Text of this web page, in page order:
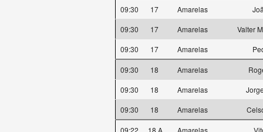
09:30
17 Amarelas
09:30
17 Amarelas
Valter
09:30
17 Amarelas
09:30 18 Amarelas
09:30
18 Amarelas
09:30
18 Amarelas
09:22 18 A Amarelas